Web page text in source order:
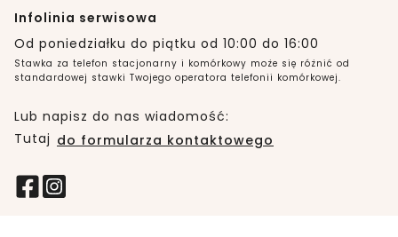
Infolinia serwisowa
Od poniedziałku do piątku od 10:00 do 16:00
Stawka za telefon stacjonarny i komórkowy może się różnić od
standardowej stawki Twojego operatora telefonii komórkowej.
Lub napisz do nas wiadomość:
Tutaj do formularza kontaktowego